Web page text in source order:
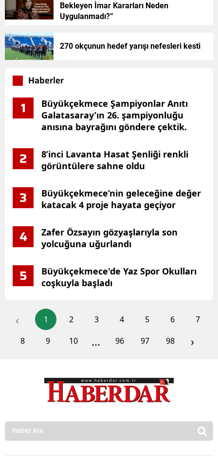
Bekleyen İmar Kararları Neden
Uygulanmadı?”
270 okçunun hedef yarışı nefesleri kesti
Haberler
1
Büyükçekmece Şampiyonlar Anıtı
Galatasaray’ın 26. şampiyonluğu
anısına bayrağını göndere çektik.
2
8’inci Lavanta Hasat Şenliği renkli
görüntülere sahne oldu
3
Büyükçekmece’nin geleceğine değer
katacak 4 proje hayata geçiyor
4
Zafer Özsayın gözyaşlarıyla son
yolcuğuna uğurlandı
5
Büyükçekmece'de Yaz Spor Okulları
coşkuyla başladı
‹ 1 2 3 4 5 6
7
8
9 10 ... 96 97 98 ›